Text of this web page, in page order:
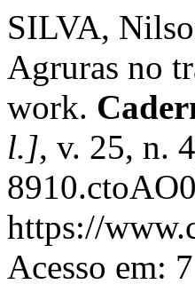
SILVA,
Agruras no
work.
l.], v. 25, n.
https://
Acesso em: